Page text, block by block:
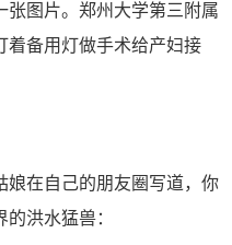
张图片。郑州大学第三附属
着备用灯做手术给产妇接
娘在自己的朋友圈写道，你
洪水猛兽：